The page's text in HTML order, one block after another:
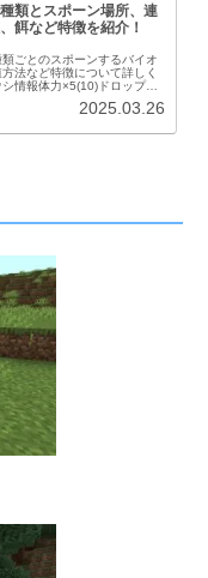
類とスポーン場所、連
餌など特徴を紹介！
ごとのスポーンするバイオ
法など特徴について詳しく
情報体力×5(10)ドロップ生
参...
2025.03.26